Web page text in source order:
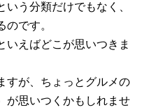
う分類だけでもなく、
です。
いえばどこが思いつきま
すが、ちょっとグルメの
が思いつくかもしれませ